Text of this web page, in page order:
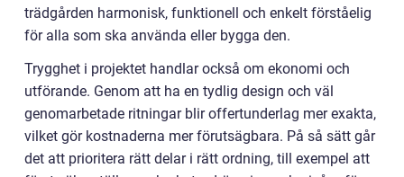
trädgården harmonisk, funktionell och enkelt förståelig
för alla som ska använda eller bygga den.
Trygghet i projektet handlar också om ekonomi och
utförande. Genom att ha en tydlig design och väl
genomarbetade ritningar blir offertunderlag mer exakta,
vilket gör kostnaderna mer förutsägbara. På så sätt går
det att prioritera rätt delar i rätt ordning, till exempel att